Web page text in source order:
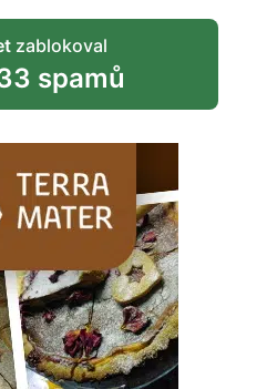
zablokoval
spamů